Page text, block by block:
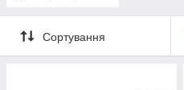
Сортування